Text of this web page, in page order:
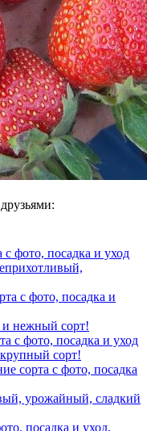
нежный сорт!
сорт!
урожайный, сладкий